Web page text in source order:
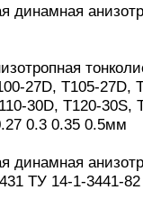
динамная
27D, T105-27D,
30D, T120-30S,
0.3 0.35 0.5мм
динамная
ТУ 14-1-3441-